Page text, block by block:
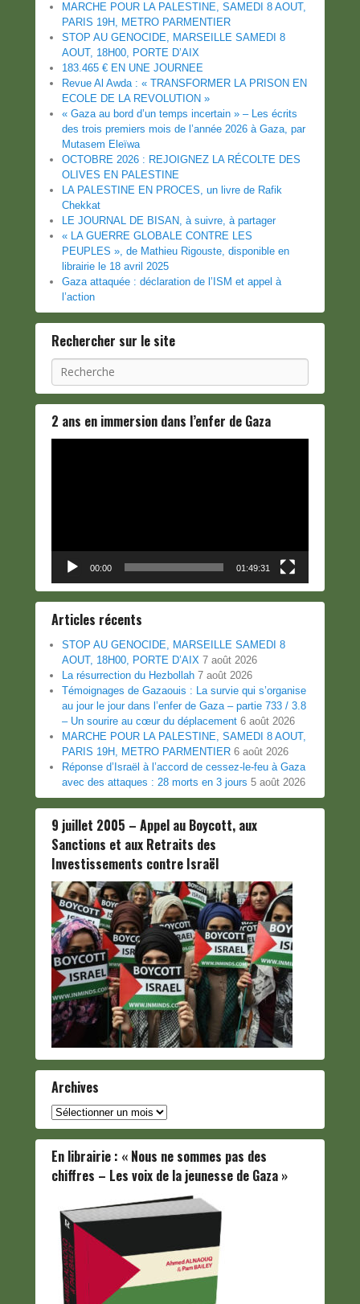
MARCHE POUR LA PALESTINE, SAMEDI 8 AOUT,
PARIS 19H, METRO PARMENTIER
STOP AU GENOCIDE, MARSEILLE SAMEDI 8
AOUT, 18H00, PORTE D’AIX
183.465 € EN UNE JOURNEE
Revue Al Awda : « TRANSFORMER LA PRISON EN
ECOLE DE LA REVOLUTION »
« Gaza au bord d’un temps incertain » – Les écrits
des trois premiers mois de l’année 2026 à Gaza, par
Mutasem Eleïwa
OCTOBRE 2026 : REJOIGNEZ LA RÉCOLTE DES
OLIVES EN PALESTINE
LA PALESTINE EN PROCES, un livre de Rafik
Chekkat
LE JOURNAL DE BISAN, à suivre, à partager
« LA GUERRE GLOBALE CONTRE LES
PEUPLES », de Mathieu Rigouste, disponible en
librairie le 18 avril 2025
Gaza attaquée : déclaration de l’ISM et appel à
l’action
Rechercher sur le site
Recherche
2 ans en immersion dans l’enfer de Gaza
00:00 01:49:31
Articles récents
STOP AU GENOCIDE, MARSEILLE SAMEDI 8
AOUT, 18H00, PORTE D’AIX 7 août 2026
La résurrection du Hezbollah 7 août 2026
Témoignages de Gazaouis : La survie qui s’organise
au jour le jour dans l’enfer de Gaza – partie 733 / 3.8
– Un sourire au cœur du déplacement 6 août 2026
MARCHE POUR LA PALESTINE, SAMEDI 8 AOUT,
PARIS 19H, METRO PARMENTIER 6 août 2026
Réponse d’Israël à l’accord de cessez-le-feu à Gaza
avec des attaques : 28 morts en 3 jours 5 août 2026
9 juillet 2005 – Appel au Boycott, aux
Sanctions et aux Retraits des
Investissements contre Israël
Archives
Archives
En librairie : « Nous ne sommes pas des
chiffres – Les voix de la jeunesse de Gaza »